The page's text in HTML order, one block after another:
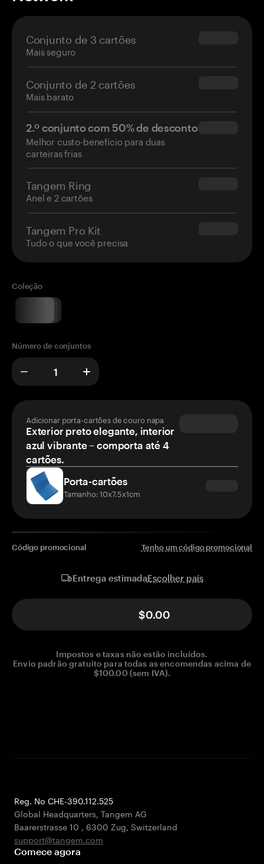
Conjunto de 3 cartões
Mais seguro
$69.90
Conjunto de 2 cartões
Mais barato
$54.90
2.º conjunto com 50% de desconto
Melhor custo-benefício para duas
carteiras frias
$34.95
Tangem Ring
Anel e 2 cartões
$160.00
Tangem Pro Kit
Tudo o que você precisa
$180.00
Coleção
Número de conjuntos
Adicionar porta-cartões de couro napa
Exterior preto elegante, interior
azul vibrante – comporta até 4
cartões.
Porta-cartões
Tamanho: 10x7.5x1cm
Código promocional Tenho um código promocional
Entrega estimadaEscolher país
$0.00
Impostos e taxas não estão incluídos.
Envio padrão gratuito para todas as encomendas acima de
$100.00 (sem IVA).
Reg. No CHE-390.112.525
Global Headquarters, Tangem AG
Baarerstrasse 10 , 6300 Zug, Switzerland
support@tangem.com
Comece agora